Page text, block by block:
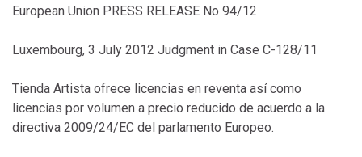
European Union PRESS RELEASE No 94/12
Luxembourg, 3 July 2012 Judgment in Case C-128/11
Tienda Artista ofrece licencias en reventa así como
licencias por volumen a precio reducido de acuerdo a la
directiva 2009/24/EC del parlamento Europeo.